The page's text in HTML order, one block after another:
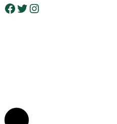
Facebook Twitter Instagram